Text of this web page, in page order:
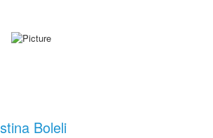
Boleli